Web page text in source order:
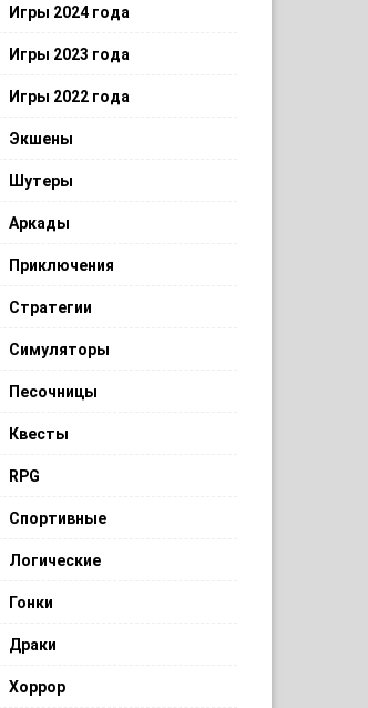
Игры 2024 года
Игры 2023 года
Игры 2022 года
Экшены
Шутеры
Аркады
Приключения
Стратегии
Симуляторы
Песочницы
Квесты
RPG
Спортивные
Логические
Гонки
Драки
Хоррор